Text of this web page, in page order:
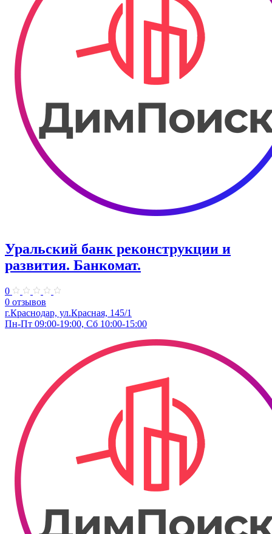
Уральский банк реконструкции и
развития. Банкомат.
0
0 отзывов
г.Краснодар, ул.Красная, 145/1
Пн-Пт 09:00-19:00, Сб 10:00-15:00